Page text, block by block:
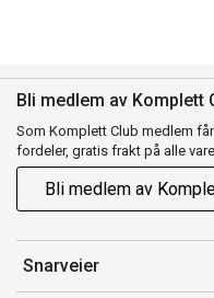
Bli medlem av Komplett
Som Komplett Club medlem
fordeler, gratis frakt på alle
Bli medlem av
Snarveier